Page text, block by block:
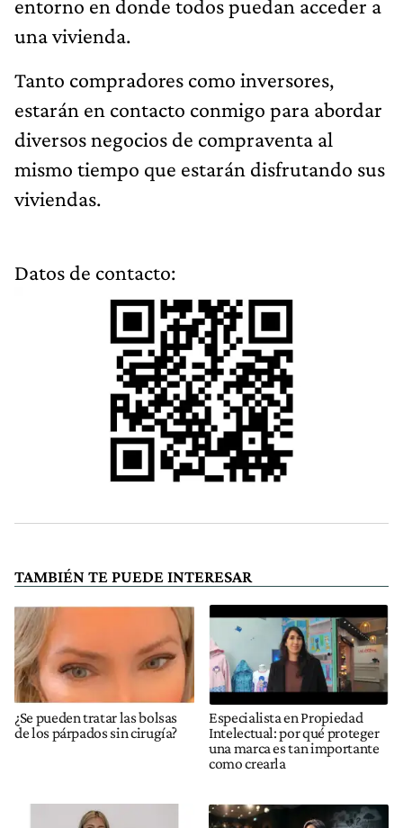
entorno en donde todos puedan acceder a
una vivienda.
Tanto compradores como inversores,
estarán en contacto conmigo para abordar
diversos negocios de compraventa al
mismo tiempo que estarán disfrutando sus
viviendas.
Datos de contacto:
TAMBIÉN TE PUEDE INTERESAR
¿Se pueden tratar las bolsas
de los párpados sin cirugía?
Especialista en Propiedad
Intelectual: por qué proteger
una marca es tan importante
como crearla